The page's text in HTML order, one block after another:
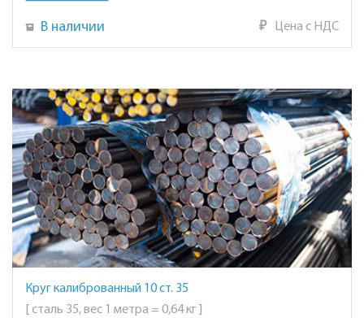
В наличии ₽ Цена с НДС
Круг калиброванный 10 ст. 35
[ сталь 35, вес 1 метра = 0,64 кг ]